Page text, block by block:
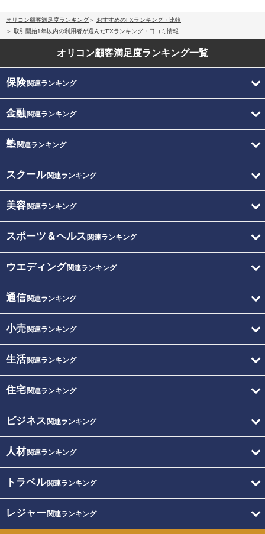
オリコン顧客満足度ランキング
おすすめのFXランキング・比較
取引開始1年以内の利用者が選んだFXランキング・口コミ情報
オリコン顧客満足度ランキング一覧
保険関連ランキング
金融関連ランキング
塾関連ランキング
スクール関連ランキング
美容関連ランキング
スポーツ＆ヘルス 関連ランキング
ウエディング関連ランキング
通信関連ランキング
小売関連ランキング
生活関連ランキング
住宅関連ランキング
ビジネス 関連ランキング
人材関連ランキング
トラベル関連ランキング
レジャー関連ランキング